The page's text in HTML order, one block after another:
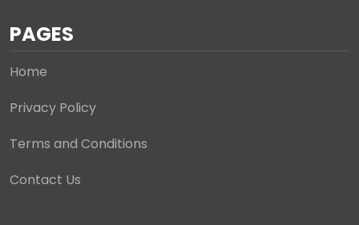
Contact Us
Copyright © 2025 All Rights Reserved By Ozmodchips
Home
Privacy Policy